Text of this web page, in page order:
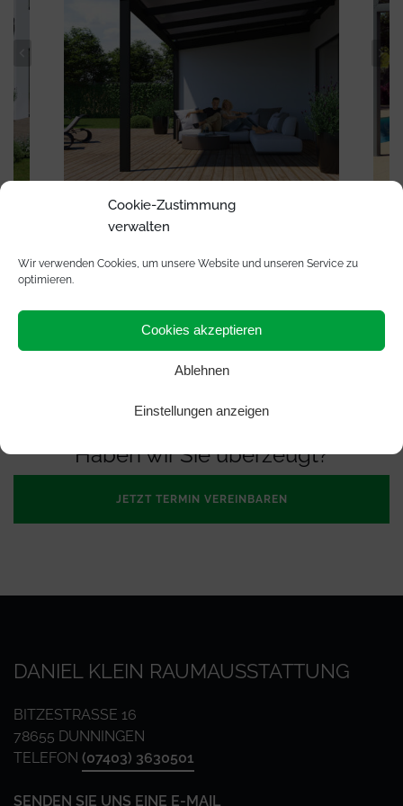
Cookie-Zustimmung
verwalten
Wir verwenden Cookies, um unsere Website und unseren Service zu
optimieren.
Cookies akzeptieren
Ablehnen
Einstellungen anzeigen
Haben wir Sie überzeugt?
JETZT TERMIN VEREINBAREN
DANIEL KLEIN RAUMAUSSTATTUNG
BITZESTRASSE 16
78655 DUNNINGEN
TELEFON (07403) 3630501
SENDEN SIE UNS EINE E-MAIL